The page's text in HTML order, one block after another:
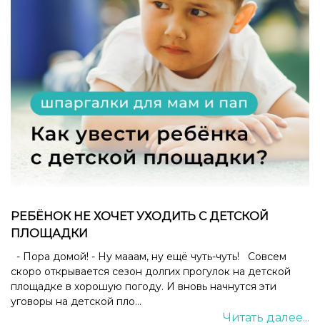
РЕБЁНОК НЕ ХОЧЕТ УХОДИТЬ С ДЕТСКОЙ
ПЛОЩАДКИ
- Пора домой! - Ну мааам, ну ещё чуть-чуть! Совсем
скоро открывается сезон долгих прогулок на детской
площадке в хорошую погоду. И вновь начнутся эти
уговоры на детской пло...
Читать далее...